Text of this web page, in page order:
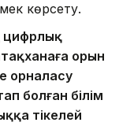
көрсету.
цифрлық
орын
орналасу
болған білім
тікелей